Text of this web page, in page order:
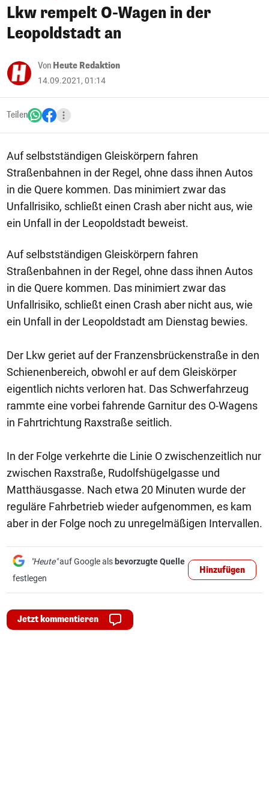
Lkw rempelt O-Wagen in der
Leopoldstadt an
Von Heute Redaktion
14.09.2021, 01:14
Teilen
Auf selbstständigen Gleiskörpern fahren
Straßenbahnen in der Regel, ohne dass ihnen Autos
in die Quere kommen. Das minimiert zwar das
Unfallrisiko, schließt einen Crash aber nicht aus, wie
ein Unfall in der Leopoldstadt beweist.
Auf selbstständigen Gleiskörpern fahren
Straßenbahnen in der Regel, ohne dass ihnen Autos
in die Quere kommen. Das minimiert zwar das
Unfallrisiko, schließt einen Crash aber nicht aus, wie
ein Unfall in der Leopoldstadt am Dienstag bewies.
Der Lkw geriet auf der Franzensbrückenstraße in den
Schienenbereich, obwohl er auf dem Gleiskörper
eigentlich nichts verloren hat. Das Schwerfahrzeug
rammte eine vorbei fahrende Garnitur des O-Wagens
in Fahrtrichtung Raxstraße seitlich.
In der Folge verkehrte die Linie O zwischenzeitlich nur
zwischen Raxstraße, Rudolfshügelgasse und
Matthäusgasse. Nach etwa 20 Minuten wurde der
reguläre Fahrbetrieb wieder aufgenommen, es kam
aber in der Folge noch zu unregelmäßigen Intervallen.
"Heute"auf Google als bevorzugte Quelle
festlegen
Hinzufügen
Jetzt kommentieren